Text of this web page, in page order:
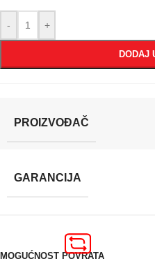
- +
DODAJ
PROIZVOĐAČ
GARANCIJA
MOGUĆNOST POVRATA